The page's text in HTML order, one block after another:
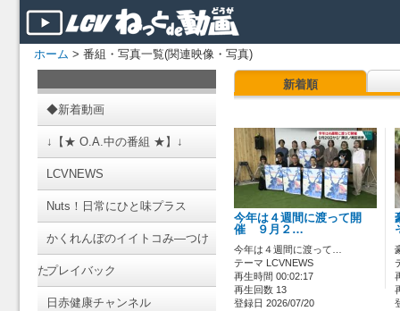
ホーム > 番組・写真一覧(関連映像・写真)
◆新着動画
↓【★ O.A.中の番組 ★】↓
LCVNEWS
Nuts！日常にひと味プラス
かくれんぼのイイトコみ―つけ
たプレイバック
日赤健康チャンネル
新着順
今年は４週間に渡って開
催 ９月２…
今年は４週間に渡って…
テーマ LCVNEWS
再生時間 00:02:17
再生回数 13
登録日 2026/07/20